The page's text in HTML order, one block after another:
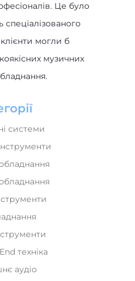
Це було
спеціалізованого
могли б
музичних
системи
техніка
аудіо